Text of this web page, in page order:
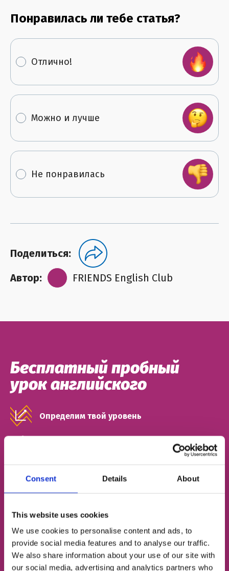
Consent Details About
This website uses cookies
We use cookies to personalise content and ads, to
provide social media features and to analyse our traffic.
We also share information about your use of our site with
our social media, advertising and analytics partners who
Понравилась ли тебе статья?
Отлично!
Можно и лучше
Не понравилась
Поделиться:
Автор:
FRIENDS English Club
Бесплатный пробный
урок английского
Определим твой уровень
Подберём подходящий тип занятий
тичером
НОМЕР ТЕЛЕФОНА